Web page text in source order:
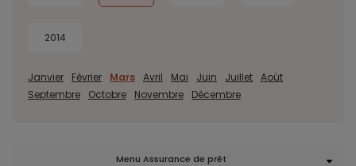
2014
Janvier Février Mars Avril Mai Juin Juillet Août
Septembre
Octobre Novembre Décembre
Menu Assurance de prêt